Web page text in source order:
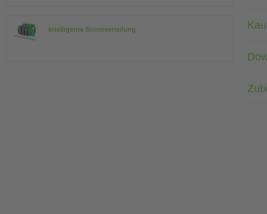
Intelligente Stromverteilung